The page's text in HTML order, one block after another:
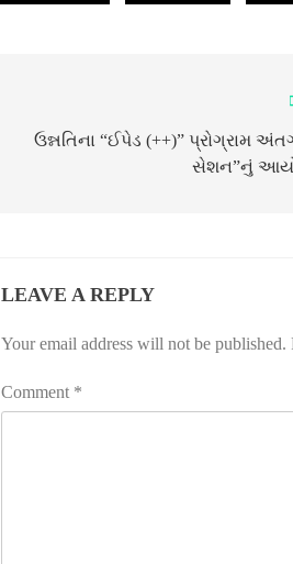
navigation
ઉન્નતિના “ઈપેડ (++)” પ્રોગ્રામ
સેશન”નું
LEAVE A REPLY
Your email address will not be published.
Comment *